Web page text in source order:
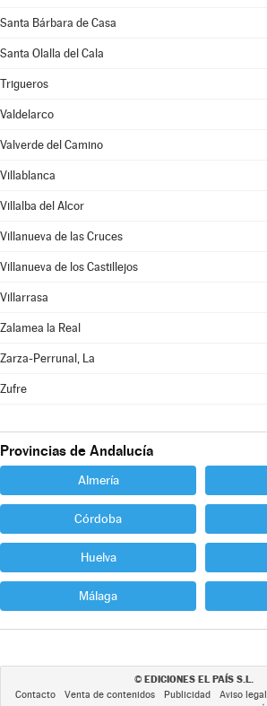
Santa Bárbara de Casa
Santa Olalla del Cala
Trigueros
Valdelarco
Valverde del Camino
Villablanca
Villalba del Alcor
Villanueva de las Cruces
Villanueva de los Castillejos
Villarrasa
Zalamea la Real
Zarza-Perrunal, La
Zufre
Provincias de Andalucía
Almería
Córdoba
Huelva
Málaga
© EDICIONES EL PAÍS S.L.
Contacto Venta de contenidos Publicidad Aviso legal